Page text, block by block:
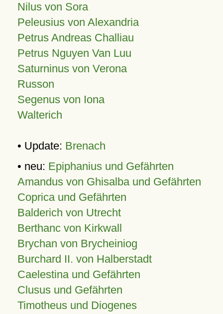
Nilus von Sora
Peleusius von Alexandria
Petrus Andreas Challiau
Petrus Nguyen Van Luu
Saturninus von Verona
Russon
Segenus von Iona
Walterich
• Update: Brenach
• neu: Epiphanius und Gefährten
Amandus von Ghisalba und Gefährten
Coprica und Gefährten
Balderich von Utrecht
Berthanc von Kirkwall
Brychan von Brycheiniog
Burchard II. von Halberstadt
Caelestina und Gefährten
Clusus und Gefährten
Timotheus und Diogenes